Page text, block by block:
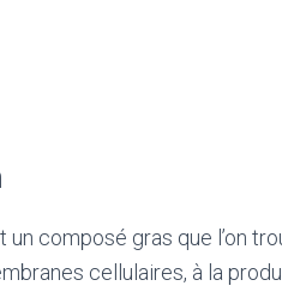
composé gras que l’on
cellulaires, à la